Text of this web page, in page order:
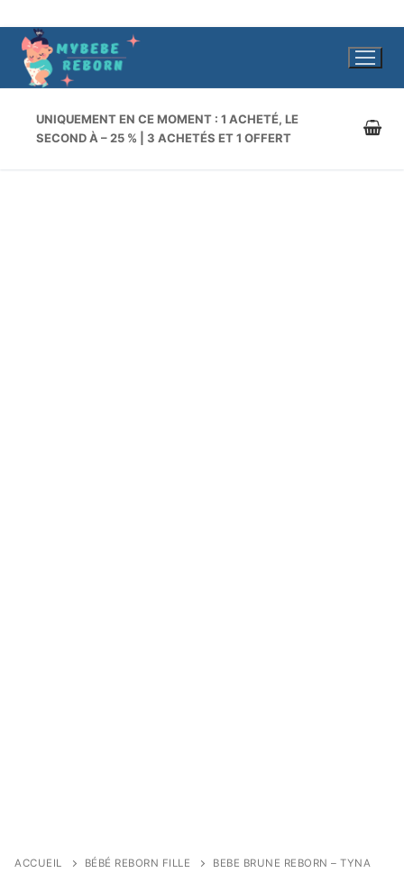
Aller
contenu
UNIQUEMENT EN CE MOMENT : 1 ACHETÉ, LE
SECOND À – 25 % | 3 ACHETÉS ET 1 OFFERT
ACCUEIL BÉBÉ REBORN FILLE BEBE BRUNE REBORN – TYNA